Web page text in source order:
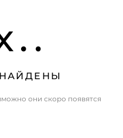
они скоро появятся